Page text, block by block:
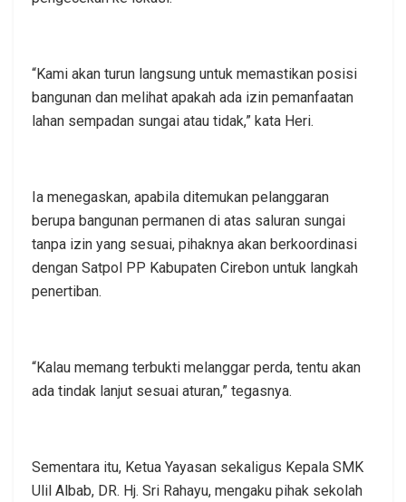
“Kami akan turun langsung untuk memastikan posisi
bangunan dan melihat apakah ada izin pemanfaatan
lahan sempadan sungai atau tidak,” kata Heri.
Ia menegaskan, apabila ditemukan pelanggaran
berupa bangunan permanen di atas saluran sungai
tanpa izin yang sesuai, pihaknya akan berkoordinasi
dengan Satpol PP Kabupaten Cirebon untuk langkah
penertiban.
“Kalau memang terbukti melanggar perda, tentu akan
ada tindak lanjut sesuai aturan,” tegasnya.
Sementara itu, Ketua Yayasan sekaligus Kepala SMK
Ulil Albab, DR. Hj. Sri Rahayu, mengaku pihak sekolah